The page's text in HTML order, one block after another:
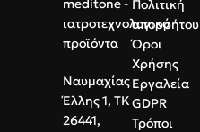
meditone -
ιατροτεχνολογικά
προϊόντα
Ναυμαχίας
Έλλης 1, ΤΚ
26441,
Πολιτική
απορρήτου
Όροι
Χρήσης
Εργαλεία
GDPR
Τρόποι